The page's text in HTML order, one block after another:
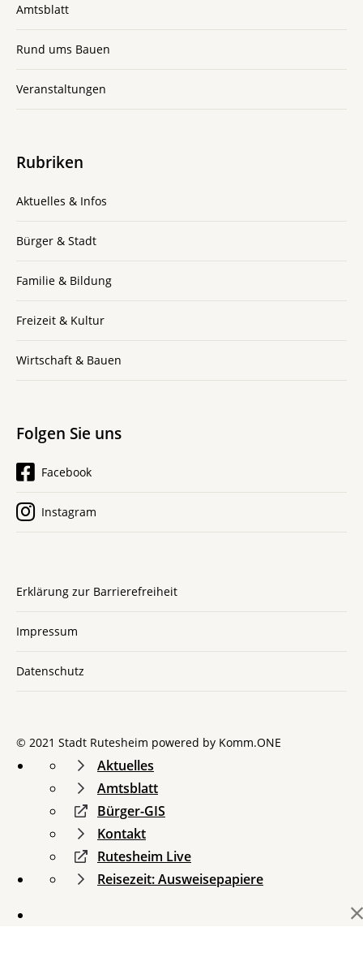
Amtsblatt
Rund ums Bauen
Veranstaltungen
Rubriken
Aktuelles & Infos
Bürger & Stadt
Familie & Bildung
Freizeit & Kultur
Wirtschaft & Bauen
Folgen Sie uns
Facebook
Instagram
Erklärung zur Barrierefreiheit
Impressum
Datenschutz
© 2021 Stadt Rutesheim powered by Komm.ONE
Aktuelles
Amtsblatt
Bürger-GIS
Kontakt
Rutesheim Live
Reisezeit: Ausweisepapiere